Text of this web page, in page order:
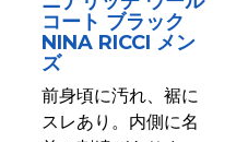
コート ブラック
NINA RICCI メン
ズ
前身頃に汚れ、裾に
スレあり。内側に名